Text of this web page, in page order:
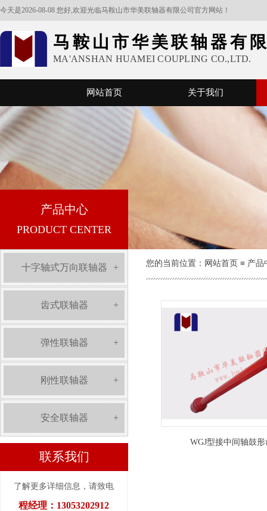
今天是2026-08-08 您好,欢迎光临马鞍山市华美联轴器有限公司官方网站！
马鞍山市华美联轴器有
MA'ANSHAN HUAMEI COUPLING CO.,LTD.
网站首页 关于我们
产品中心
PRODUCT CENTER
十字轴式万向联轴器 +
齿式联轴器 +
弹性联轴器 +
刚性联轴器 +
安全联轴器 +
联系我们
了解更多详细信息，请致电
程经理：13053202912
您的当前位置：​​​​ 网站首页 ≡ 产品
WGJ型接中间轴鼓